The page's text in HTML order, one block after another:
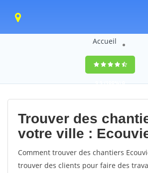
Accueil
9,5(100%)0
votes
Trouver des
votre ville :
Comment trouver des chantiers
trouver des clients pour faire des